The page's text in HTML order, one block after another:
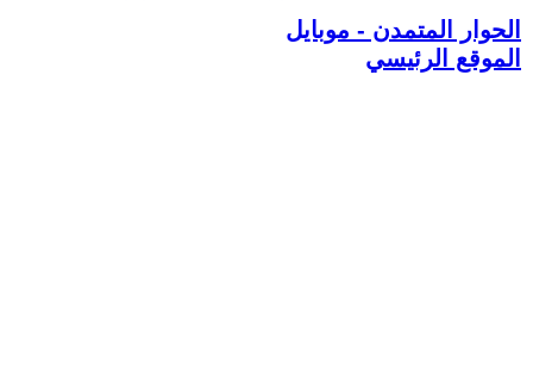
الحوار المتمدن - موبايل
الموقع الرئيسي